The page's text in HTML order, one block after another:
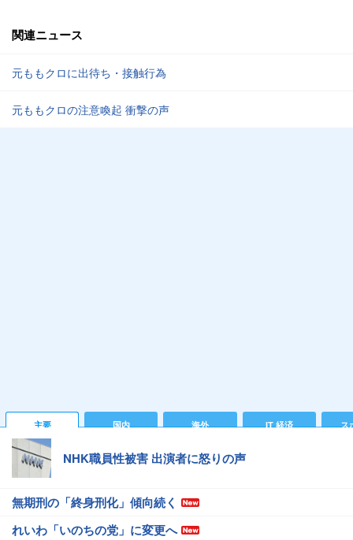
関連ニュース
元ももクロに出待ち・接触行為
元ももクロの注意喚起 衝撃の声
主要 国内 海外 IT 経済 ス
NHK職員性被害 出演者に怒りの声
無期刑の「終身刑化」傾向続く
れいわ「いのちの党」に変更へ